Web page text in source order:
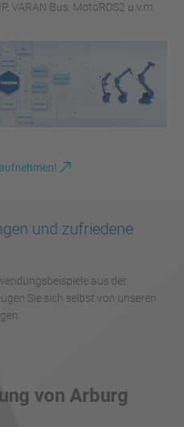
VARAN Bus, MotoROS2 u.v.m.
und zufriedene
aus der
Sie sich selbst von unseren
von Arburg